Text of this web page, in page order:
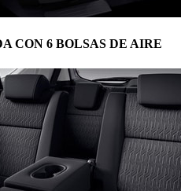
CON 6 BOLSAS DE AIRE